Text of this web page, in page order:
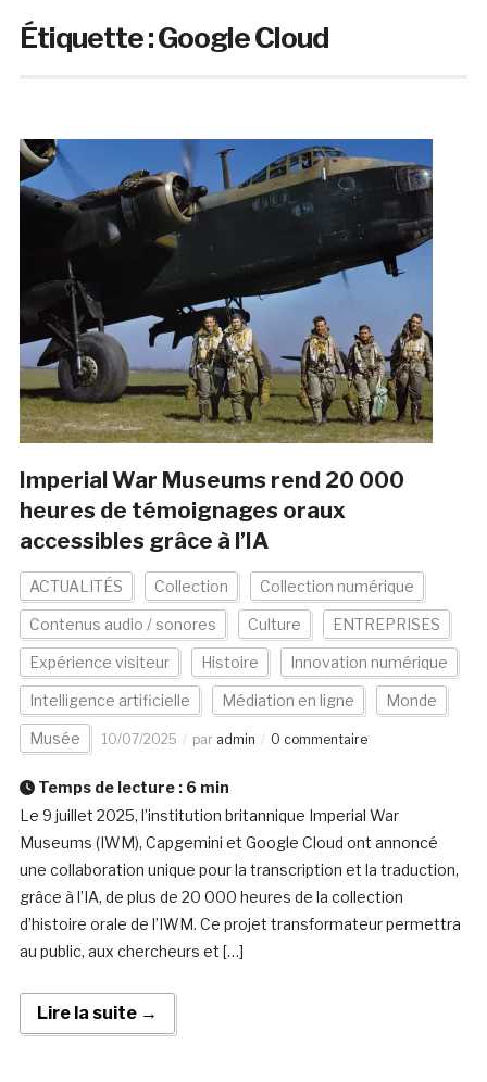
Étiquette :Google Cloud
Imperial War Museums rend 20 000
heures de témoignages oraux
accessibles grâce à l’IA
ACTUALITÉS Collection Collection numérique
Contenus audio / sonores Culture ENTREPRISES
Expérience visiteur Histoire Innovation numérique
Intelligence artificielle Médiation en ligne Monde
Musée 10/07/2025 par admin 0 commentaire
Temps de lecture : 6 min
Le 9 juillet 2025, l’institution britannique Imperial War
Museums (IWM), Capgemini et Google Cloud ont annoncé
une collaboration unique pour la transcription et la traduction,
grâce à l’IA, de plus de 20 000 heures de la collection
d’histoire orale de l’IWM. Ce projet transformateur permettra
au public, aux chercheurs et […]
Lire la suite →